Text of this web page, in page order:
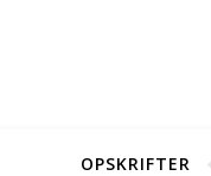
OPSKRIFTER